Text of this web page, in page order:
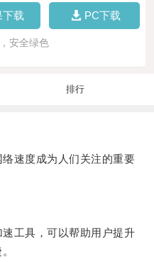
下载 PC下载
安全绿色
排行
速度成为人们关注的重要
工具，可以帮助用户提升